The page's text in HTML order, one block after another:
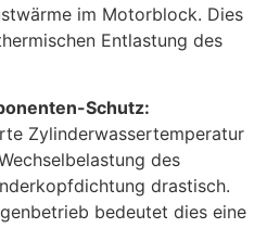
im Motorblock. Dies
Entlastung des
Schutz:
Zylinderwassertemperatur
des
drastisch.
bedeutet dies eine